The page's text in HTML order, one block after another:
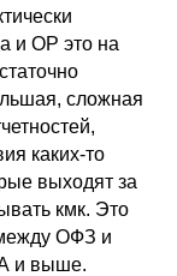
и ОР это на
сложная
каких-то
выходят за
кмк. Это
ОФЗ и
А и выше.